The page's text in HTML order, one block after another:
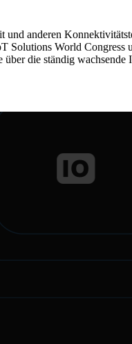
anderen
Solutions World Congress
die ständig wachsende